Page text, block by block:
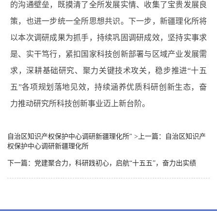
的沟通壁垒，既摸清了全所发展实情、收集了宝贵发展良
策，也进一步统一全所思想共识。下一步，新疆理化所将
以本次调研成果为抓手，持续巩固调研成效，坚持实事求
是、实干笃行，紧扣国家科技创新部署与区域产业发展需
求，深耕基础研究、聚力关键技术攻关，稳步推进“十五
五”各项规划落地见效，持续涵养优质科研创新生态，奋
力推动研究所科技创新事业迈上新台阶。
自治区知识产权保护中心调研新疆理化所" >上一篇：
自治区知识产
权保护中心调研新疆理化所
下一篇：党建聚合力，科研践初心，启航“十五五”，奋力出实绩